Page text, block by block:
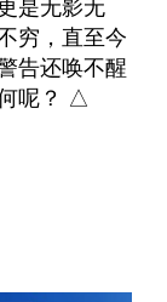
是无影无
穷，直至今
告还唤不醒
呢？ △